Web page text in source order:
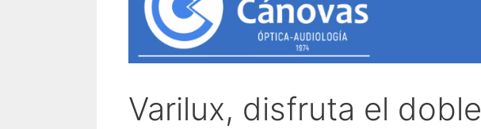
Varilux, disfruta el doble